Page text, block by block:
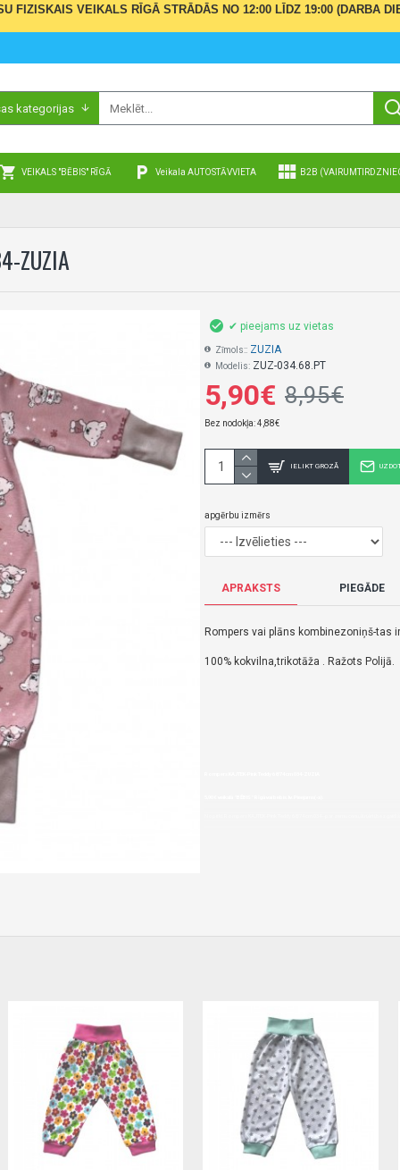
FIZISKAIS VEIKALS RĪGĀ STRĀDĀS NO 12:00 LĪDZ 19:00 (DARBA
kategorijas
VEIKALS "BĒBIS" RĪGĀ Veikala AUTOSTĀVVIETA B2B
ZUZIA
5,90€ 8,95€
Bez nodokļa: 4,88€
✔ pieejams uz vietas
Zīmols:: ZUZIA
Modelis: ZUZ-034.68.PT
apgērbu izmērs
IELIKT GROZĀ
APRAKSTS PIEGĀDE
Rompers vai plāns kombinezoniņš-tas
100% kokvilna,trikotāža . Ražots Polijā.
Nopirkt Rompers KAJTEK-Pink Teddy 68/74 cm 034--par zemu cenu,ātri,ērti,bez